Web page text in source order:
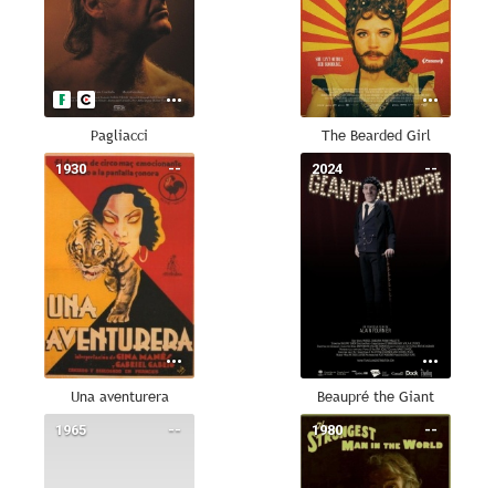
Pagliacci The Bearded Girl
--
1930
Una aventurera
--
2024
Beaupré the Giant
--
1965 --
1980